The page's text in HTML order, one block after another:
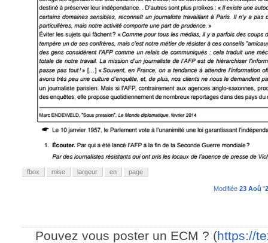
fbox mise largeur en page
Modifiée 23 Aoû
Pouvez vous poster un ECM ? (https://